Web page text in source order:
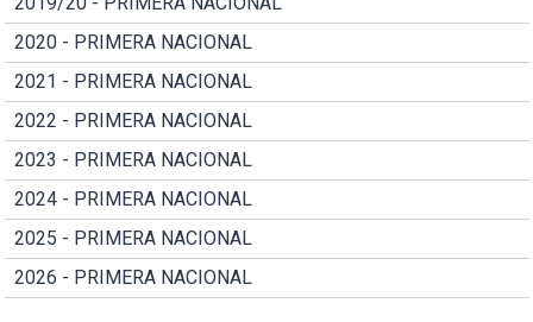
2020 - PRIMERA NACIONAL
2021 - PRIMERA NACIONAL
2022 - PRIMERA NACIONAL
2023 - PRIMERA NACIONAL
2024 - PRIMERA NACIONAL
2025 - PRIMERA NACIONAL
2026 - PRIMERA NACIONAL